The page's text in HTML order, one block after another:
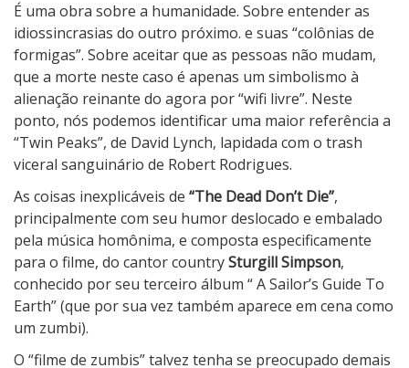
É uma obra sobre a humanidade. Sobre entender as
idiossincrasias do outro próximo. e suas “colônias de
formigas”. Sobre aceitar que as pessoas não mudam,
que a morte neste caso é apenas um simbolismo à
alienação reinante do agora por “wifi livre”. Neste
ponto, nós podemos identificar uma maior referência a
“Twin Peaks”, de David Lynch, lapidada com o trash
viceral sanguinário de Robert Rodrigues.
As coisas inexplicáveis de “The Dead Don’t Die”,
principalmente com seu humor deslocado e embalado
pela música homônima, e composta especificamente
para o filme, do cantor countrySturgill Simpson,
conhecido por seu terceiro álbum “A Sailor’s Guide To
Earth” (que por sua vez também aparece em cena como
um zumbi).
O “filme de zumbis” talvez tenha se preocupado demais